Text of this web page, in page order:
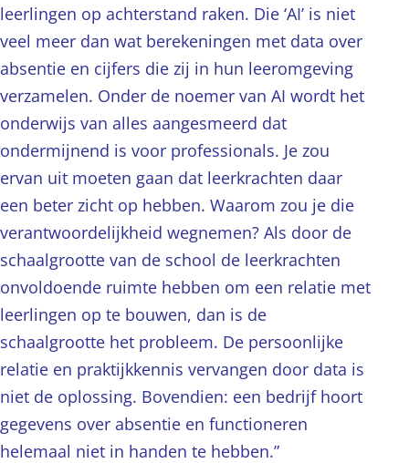
leerlingen op achterstand raken. Die ‘AI’ is niet
veel meer dan wat berekeningen met data over
absentie en cijfers die zij in hun leeromgeving
verzamelen. Onder de noemer van AI wordt het
onderwijs van alles aangesmeerd dat
ondermijnend is voor professionals. Je zou
ervan uit moeten gaan dat leerkrachten daar
een beter zicht op hebben. Waarom zou je die
verantwoordelijkheid wegnemen? Als door de
schaalgrootte van de school de leerkrachten
onvoldoende ruimte hebben om een relatie met
leerlingen op te bouwen, dan is de
schaalgrootte het probleem. De persoonlijke
relatie en praktijkkennis vervangen door data is
niet de oplossing. Bovendien: een bedrijf hoort
gegevens over absentie en functioneren
helemaal niet in handen te hebben.”